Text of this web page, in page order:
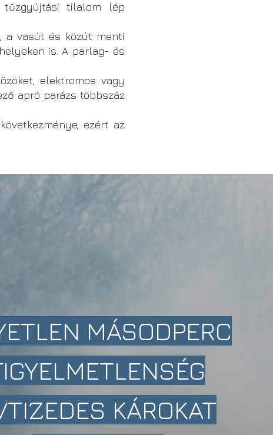
tűzgyújtási tilalom lép
a vasút és közút menti
is. A parlag- és
elektromos vagy
apró parázs többszáz
ezért az
MÁSODPERC
KÁROKAT